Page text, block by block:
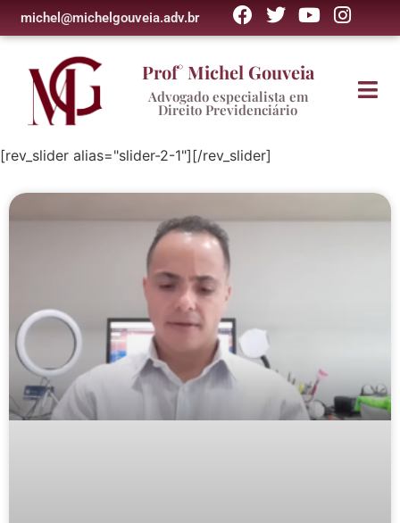
michel@michelgouveia.adv.br
Prof° Michel Gouveia
Advogado especialista em
Direito Previdenciário
[rev_slider alias="slider-2-1"][/rev_slider]